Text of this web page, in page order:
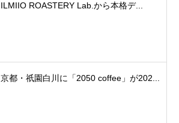
ILMIIO ROASTERY Lab.から本格デ...
京都・祇園白川に「2050 coffee」が202...